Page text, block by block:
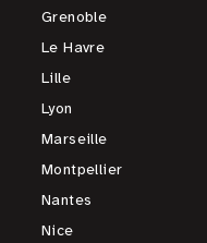
Grenoble
Le Havre
Lille
Lyon
Marseille
Montpellier
Nantes
Nice